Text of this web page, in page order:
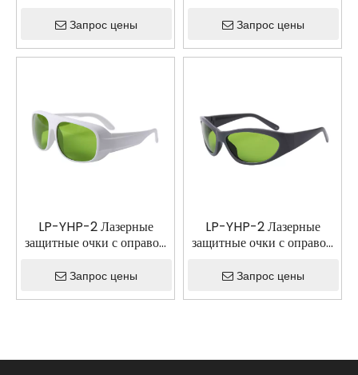
Запрос цены Запрос цены
LP-YHP-2 Лазерные
защитные очки с оправой
Запрос цены
LP-YHP-2 Лазерные
защитные очки с оправой
Запрос цены